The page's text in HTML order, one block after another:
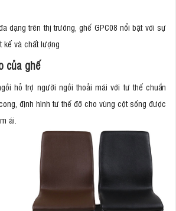
dạng trên thị trường, ghế GPC08 nổi bật với sự
kế và chất lượng
của ghế
hỗ trợ người ngồi thoải mái với tư thế chuẩn
định hình tư thế đỡ cho vùng cột sống được
ái.